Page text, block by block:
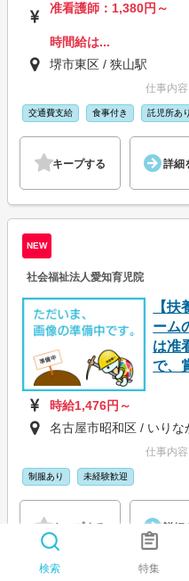
准看護師：1,380円～
時間給は...
堺市東区 / 狭山駅
仕事内
交通費支給 食事付き 託児所あり
キープする 詳細
NEW
社会福祉法人愛知育児院
【
ーム
は准
で、
時給1,476円～
名古屋市昭和区 / いりな
仕事内
制服あり 未経験歓迎
キープする 詳細
検索 特集